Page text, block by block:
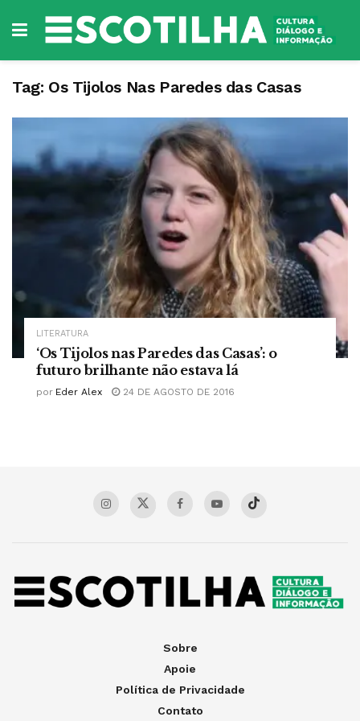
Tag: Os Tijolos Nas Paredes das Casas
LITERATURA
‘Os Tijolos nas Paredes das Casas’: o
futuro brilhante não estava lá
por Eder Alex 24 DE AGOSTO DE 2016
Sobre
Apoie
Política de Privacidade
Contato